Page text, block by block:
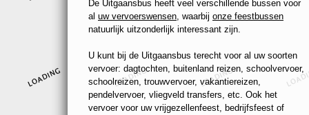
De Uitgaansbus heeft veel verschillende bussen voor
al uw vervoerswensen, waarbij onze feestbussen
natuurlijk uitzonderlijk interessant zijn.
U kunt bij de Uitgaansbus terecht voor al uw soorten
vervoer: dagtochten, buitenland reizen, schoolvervoer,
schoolreizen, trouwvervoer, vakantiereizen,
pendelvervoer, vliegveld transfers, etc. Ook het
vervoer voor uw vrijgezellenfeest, bedrijfsfeest of